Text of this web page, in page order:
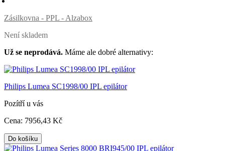
Zásilkovna - PPL - Alzabox
Není skladem
Už se neprodává. Máme ale dobré alternativy:
Philips Lumea SC1998/00 IPL epilátor
Pozítří u vás
Cena: 7956,43 Kč
Do košíku